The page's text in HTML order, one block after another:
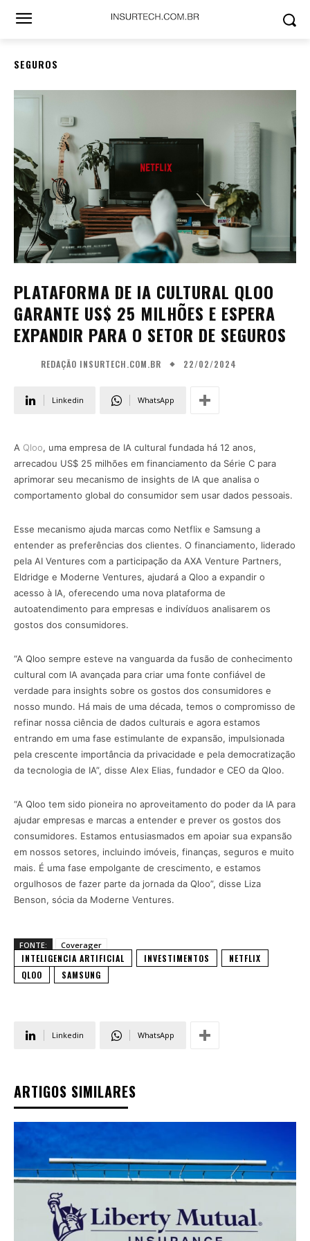
SEGUROS
PLATAFORMA DE IA CULTURAL QLOO
GARANTE US$ 25 MILHÕES E ESPERA
EXPANDIR PARA O SETOR DE SEGUROS
REDAÇÃO INSURTECH.COM.BR 22/02/2024
Linkedin WhatsApp
A Qloo, uma empresa de IA cultural fundada há 12 anos,
arrecadou US$ 25 milhões em financiamento da Série C para
aprimorar seu mecanismo de insights de IA que analisa o
comportamento global do consumidor sem usar dados pessoais.
Esse mecanismo ajuda marcas como Netflix e Samsung a
entender as preferências dos clientes. O financiamento, liderado
pela AI Ventures com a participação da AXA Venture Partners,
Eldridge e Moderne Ventures, ajudará a Qloo a expandir o
acesso à IA, oferecendo uma nova plataforma de
autoatendimento para empresas e indivíduos analisarem os
gostos dos consumidores.
“A Qloo sempre esteve na vanguarda da fusão de conhecimento
cultural com IA avançada para criar uma fonte confiável de
verdade para insights sobre os gostos dos consumidores e
nosso mundo. Há mais de uma década, temos o compromisso de
refinar nossa ciência de dados culturais e agora estamos
entrando em uma fase estimulante de expansão, impulsionada
pela crescente importância da privacidade e pela democratização
da tecnologia de IA”, disse Alex Elias, fundador e CEO da Qloo.
“A Qloo tem sido pioneira no aproveitamento do poder da IA para
ajudar empresas e marcas a entender e prever os gostos dos
consumidores. Estamos entusiasmados em apoiar sua expansão
em nossos setores, incluindo imóveis, finanças, seguros e muito
mais. É uma fase empolgante de crescimento, e estamos
orgulhosos de fazer parte da jornada da Qloo”, disse Liza
Benson, sócia da Moderne Ventures.
FONTE: Coverager
INTELIGENCIA ARTIFICIAL INVESTIMENTOS
NETFLIX
QLOO
SAMSUNG
Linkedin WhatsApp
ARTIGOS SIMILARES